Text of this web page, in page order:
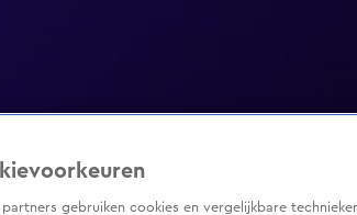
partners gebruiken cookies en vergelijkbare